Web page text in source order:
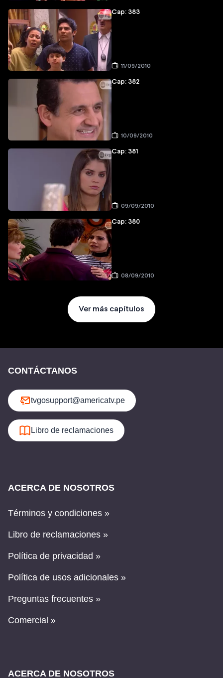
Cap: 383
11/09/2010
Cap: 382
10/09/2010
Cap: 381
09/09/2010
Cap: 380
08/09/2010
Ver más capítulos
CONTÁCTANOS
tvgosupport@americatv.pe
Libro de reclamaciones
ACERCA DE NOSOTROS
Términos y condiciones »
Libro de reclamaciones »
Política de privacidad »
Política de usos adicionales »
Preguntas frecuentes »
Comercial »
ACERCA DE NOSOTROS